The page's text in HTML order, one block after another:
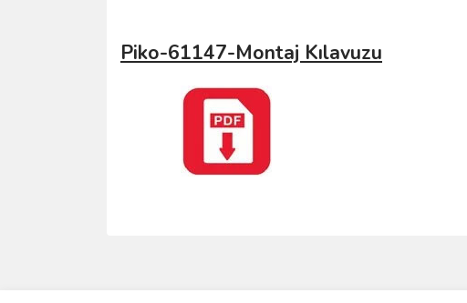
Piko-61147-Montaj Kılavuzu